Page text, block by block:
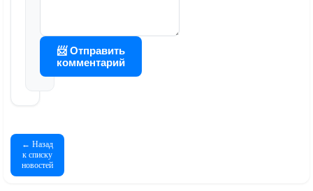
📨 Отправить
комментарий
← Назад
к списку
новостей